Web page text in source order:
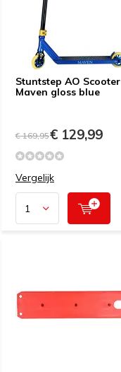
Stuntstep AO Scooter
Maven gloss blue
€ 169,95€ 129,99
Vergelijk